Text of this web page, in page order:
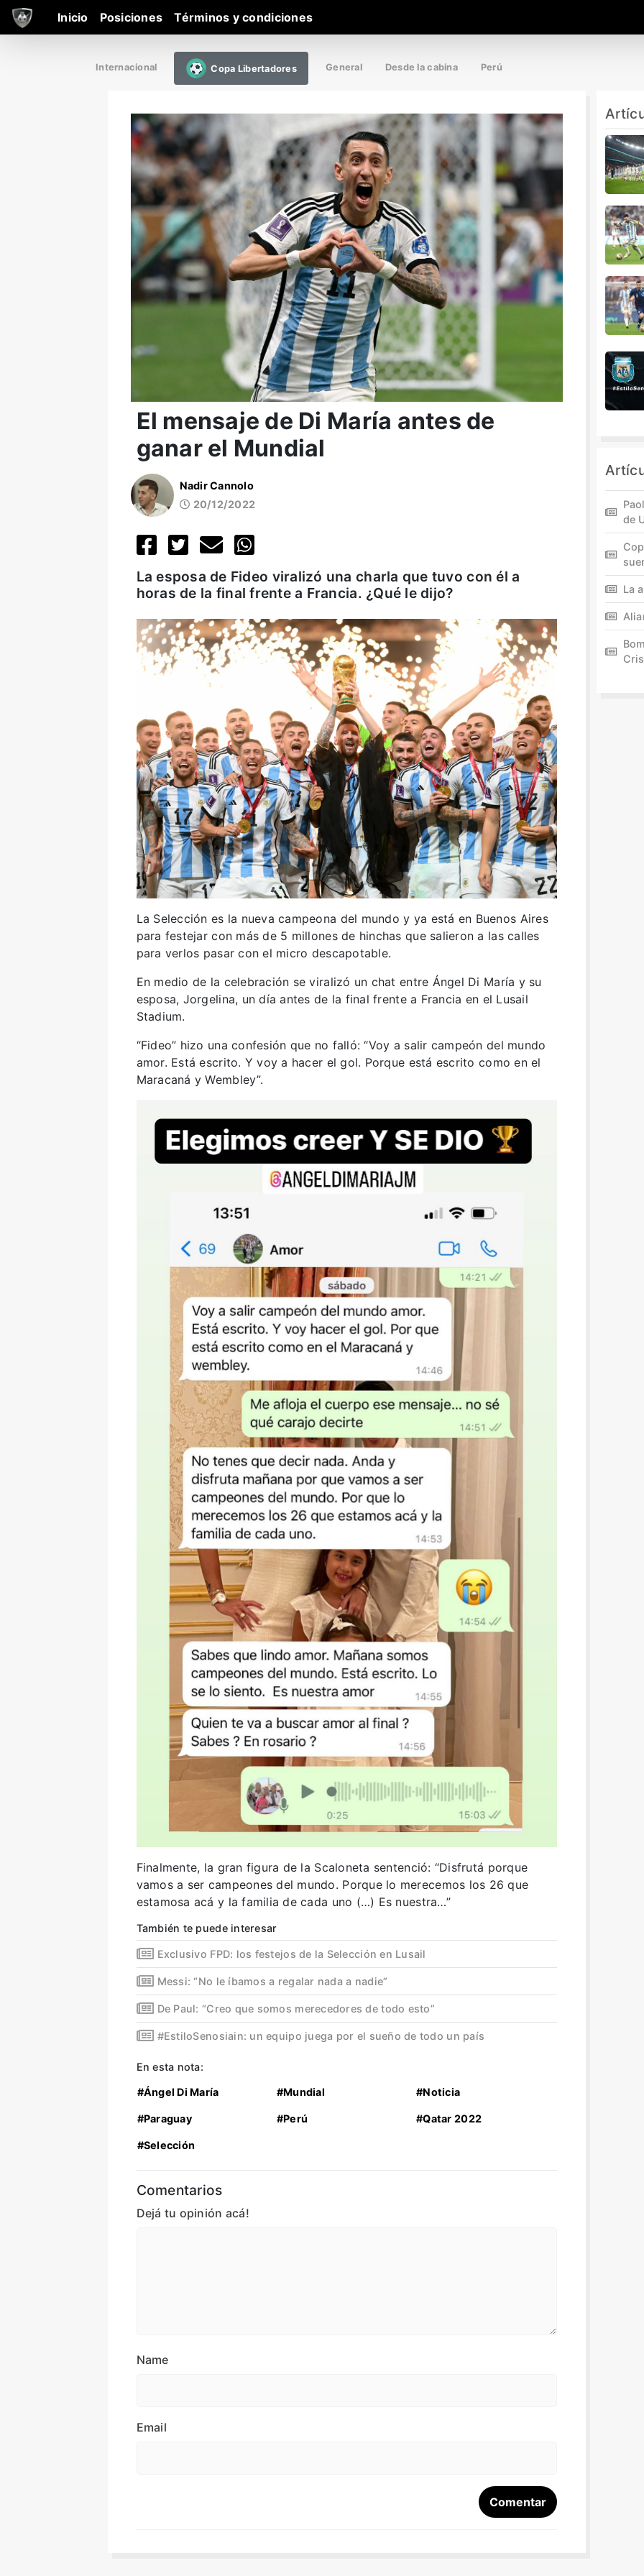
Inicio Posiciones Términos y condiciones
Internacional Copa Libertadores General Desde la cabina Perú
El mensaje de Di María antes de
ganar el Mundial
Nadir Cannolo
20/12/2022
La esposa de Fideo viralizó una charla que tuvo con él a
horas de la final frente a Francia. ¿Qué le dijo?
La Selección es la nueva campeona del mundo y ya está en Buenos Aires
para festejar con más de 5 millones de hinchas que salieron a las calles
para verlos pasar con el micro descapotable.
En medio de la celebración se viralizó un chat entre Ángel Di María y su
esposa, Jorgelina, un día antes de la final frente a Francia en el Lusail
Stadium.
“Fideo” hizo una confesión que no falló: “Voy a salir campeón del mundo
amor. Está escrito. Y voy a hacer el gol. Porque está escrito como en el
Maracaná y Wembley”.
Finalmente, la gran figura de la Scaloneta sentenció: “Disfrutá porque
vamos a ser campeones del mundo. Porque lo merecemos los 26 que
estamosa acá y la familia de cada uno (…) Es nuestra…”
También te puede interesar
Exclusivo FPD: los festejos de la Selección en Lusail
Messi: “No le íbamos a regalar nada a nadie”
De Paul: “Creo que somos merecedores de todo esto”
#EstiloSenosiain: un equipo juega por el sueño de todo un país
En esta nota:
#Ángel Di María #Mundial #Noticia
#Paraguay #Perú #Qatar 2022
#Selección
Comentarios
Dejá tu opinión acá!
Name
Email
de
La